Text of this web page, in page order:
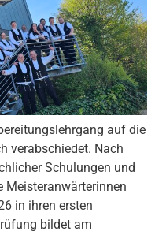
auf die
verabschiedet. Nach
Schulungen und
Meisteranwärterinnen
in ihren ersten
bildet am